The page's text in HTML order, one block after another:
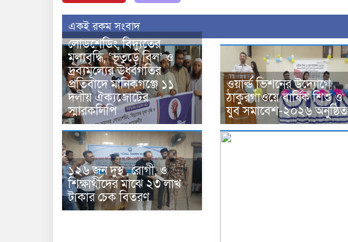
একই রকম সংবাদ
লোডশেডিং, বিদ্যুতের
মূল্যবৃদ্ধি, ‘ভূতুড়ে বিল’ ও
দ্রব্যমূল্যের ঊর্ধ্বগতির
প্রতিবাদে মানিকগঞ্জে ১১
দলীয় ঐক্যজোটের
স্মারকলিপি
ওয়ার্ল্ড ভিশনের উদ্যোগে
ঠাকুরগাঁওয়ে বার্ষিক শিশু ও
যুব সমাবেশ-২০২৬ অনুষ্ঠিত
১২৬ জন দুস্থ , রোগী, ও
শিক্ষার্থীদের মাঝে ২৩ লাখ
টাকার চেক বিতরণ